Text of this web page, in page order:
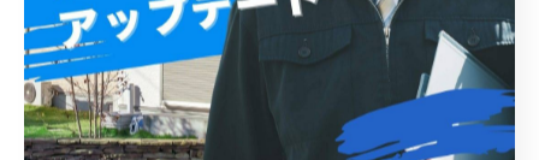
影響を受けやすい地域では、早期発見・早期対応が塗装
寿命の延長に直結します。計画的なメンテナンスを継続
することで、外壁の美観と機能を長期間維持できます。